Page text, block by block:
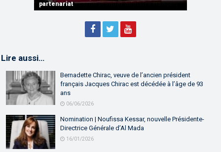
partenariat
Sébastien Lecornu premier ministre français
Discours de M. Aziz Akhannouch
Lire aussi…
Bernadette Chirac, veuve de l’ancien président
français Jacques Chirac est décédée à l’âge de 93
ans
06/06/2026
Nomination | Noufissa Kessar, nouvelle Présidente-
Directrice Générale d’Al Mada
16/01/2026